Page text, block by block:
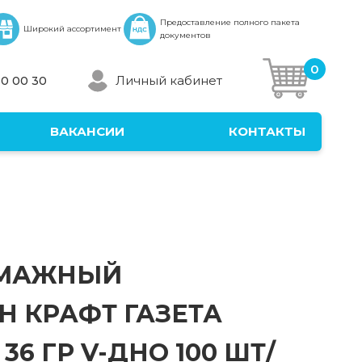
Широкий ассортимент
Предоставление полного пакета
документов
00 30 Личный кабинет
0
ВАКАНСИИ КОНТАКТЫ
КРАФТ ГАЗЕТА
36 ГР V-ДНО 100 ШТ/